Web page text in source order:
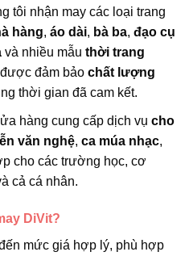
tôi nhận may các loại trang
hàng, áo dài, bà ba, đạo cụ
và nhiều mẫu thời trang
đảm bảo chất lượng
thời gian đã cam kết.
hàng cung cấp dịch vụ cho
văn nghệ, ca múa nhạc,
cho các trường học, cơ
cả cá nhân.
DiVit?
mức giá hợp lý, phù hợp